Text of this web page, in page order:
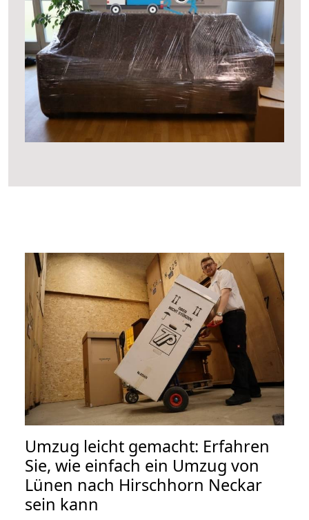
Umzug leicht gemacht: Erfahren
Sie, wie einfach ein Umzug von
Lünen nach Hirschhorn Neckar
sein kann